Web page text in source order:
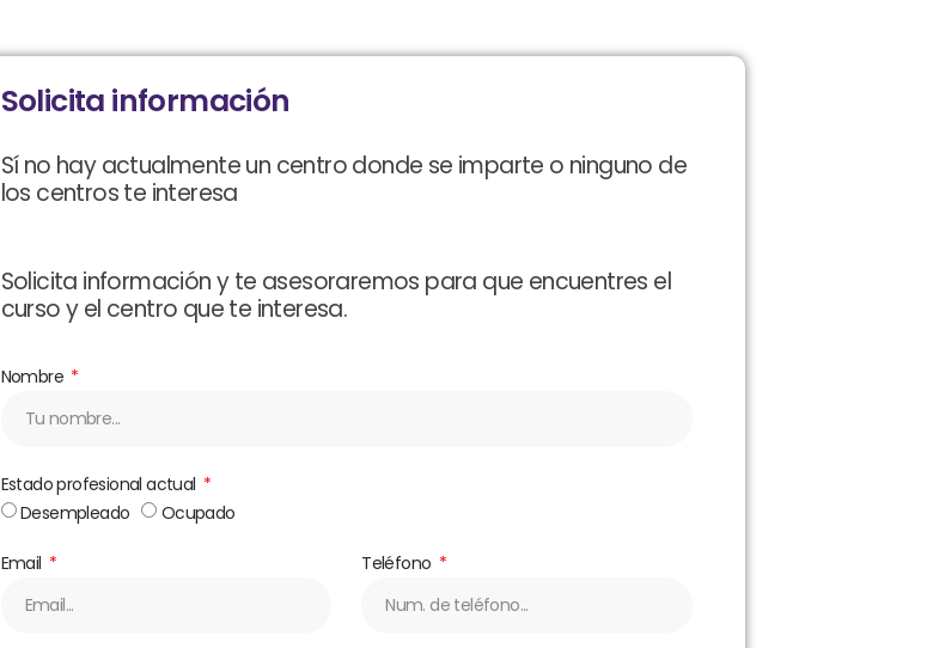
Solicita información
Sí no hay actualmente un centro donde se imparte o ninguno de
los centros te interesa
Solicita información y te asesoraremos para que encuentres el
curso y el centro que te interesa.
Nombre
Estado profesional actual
Desempleado
Ocupado
Email Teléfono